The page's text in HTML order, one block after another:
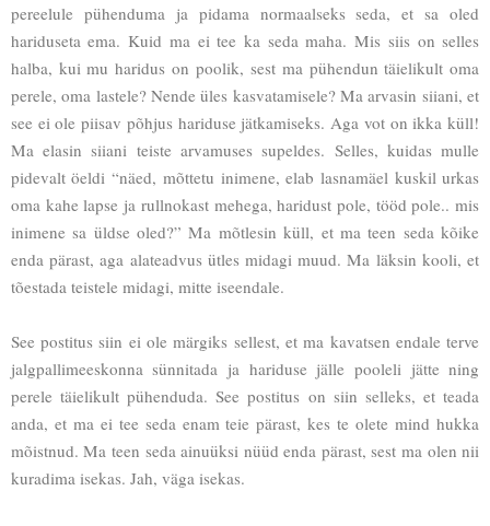
pereelule pühenduma ja pidama normaalseks seda, et sa oled
hariduseta ema. Kuid ma ei tee ka seda maha. Mis siis on selles
halba, kui mu haridus on poolik, sest ma pühendun täielikult oma
perele, oma lastele? Nende üles kasvatamisele? Ma arvasin siiani, et
see ei ole piisav põhjus hariduse jätkamiseks. Aga vot on ikka küll!
Ma elasin siiani teiste arvamuses supeldes. Selles, kuidas mulle
pidevalt öeldi “näed, mõttetu inimene, elab lasnamäel kuskil urkas
oma kahe lapse ja rullnokast mehega, haridust pole, tööd pole.. mis
inimene sa üldse oled?” Ma mõtlesin küll, et ma teen seda kõike
enda pärast, aga alateadvus ütles midagi muud. Ma läksin kooli, et
tõestada teistele midagi, mitte iseendale.
See postitus siin ei ole märgiks sellest, et ma kavatsen endale terve
jalgpallimeeskonna sünnitada ja hariduse jälle pooleli jätte ning
perele täielikult pühenduda. See postitus on siin selleks, et teada
anda, et ma ei tee seda enam teie pärast, kes te olete mind hukka
mõistnud. Ma teen seda ainuüksi nüüd enda pärast, sest ma olen nii
kuradima isekas. Jah, väga isekas.